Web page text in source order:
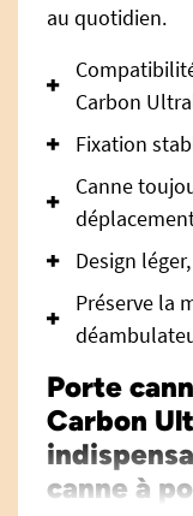
au quotidien.
Carbon
Fixation
Canne
Design
Préserve la
Porte
Carbon
canne à